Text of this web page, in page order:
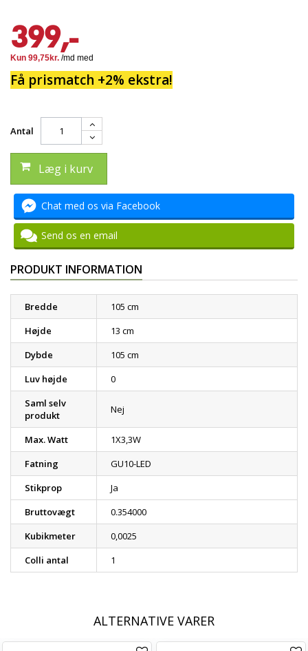
399,-
Få prismatch +2% ekstra!
Antal
Læg i kurv
Chat med os via Facebook
Send os en email
PRODUKT INFORMATION
Bredde
105 cm
Højde
13 cm
Dybde
105 cm
Luv højde
0
Saml selv
produkt
Nej
Max. Watt
1X3,3W
Fatning
GU10-LED
Stikprop
Ja
Bruttovægt
0.354000
Kubikmeter
0,0025
Colli antal
1
ALTERNATIVE VARER